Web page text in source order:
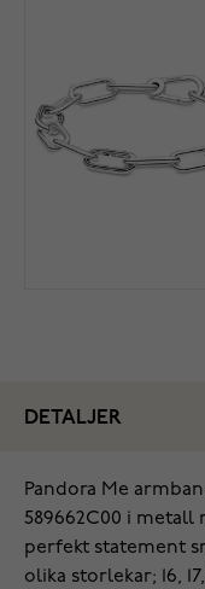
DETALJER
Pandora Me
589662C00 i metall
perfekt statement
olika storlekar; 16,